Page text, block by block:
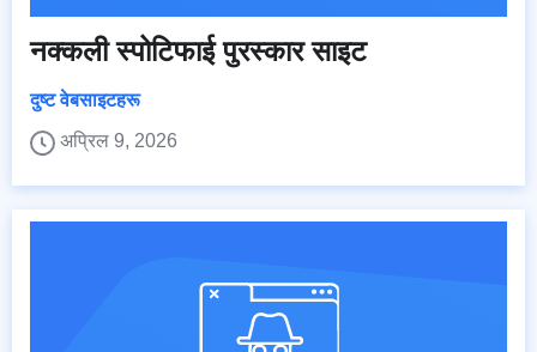
नक्कली स्पोटिफाई पुरस्कार साइट
दुष्ट वेबसाइटहरू
अप्रिल 9, 2026